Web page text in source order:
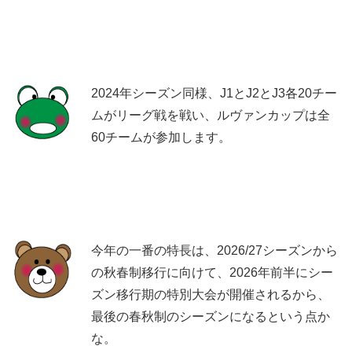
2024年シーズン同様、J1とJ2とJ3各20チー
ムがリーグ戦を戦い、ルヴァンカップは全
60チームが参加します。
今年の一番の特長は、2026/27シーズンから
の秋春制移行に向けて、2026年前半にシー
ズン移行期の特別大会が開催されるから、
最後の春秋制のシーズンになるという点か
な。